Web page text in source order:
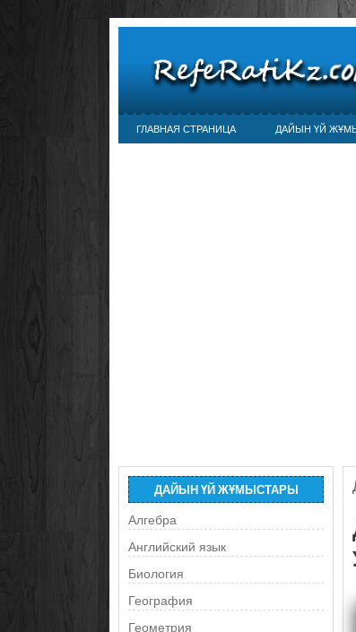
ГЛАВНАЯ СТРАНИЦА ДАЙЫН ҮЙ
ДАЙЫН ҮЙ ЖҰМЫСТАРЫ
Алгебра
Английский язык
Биология
География
Геометрия